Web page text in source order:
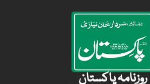
روزنامہ پاکستان